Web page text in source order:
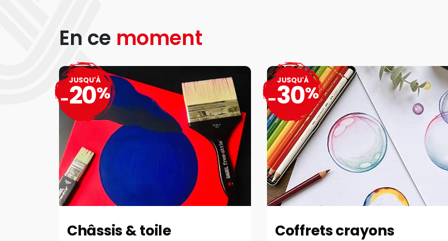
En ce moment
Châssis & toile
JUSQU'À
-20%
Coffrets crayons
JUSQU'À
-30%